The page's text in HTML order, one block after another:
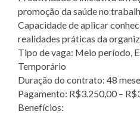
promoção da saúde no
Capacidade de aplicar
realidades práticas da
Tipo de vaga: Meio período,
Temporário
Duração do contrato: 48
Pagamento: R$3.250,00 –
Benefícios: